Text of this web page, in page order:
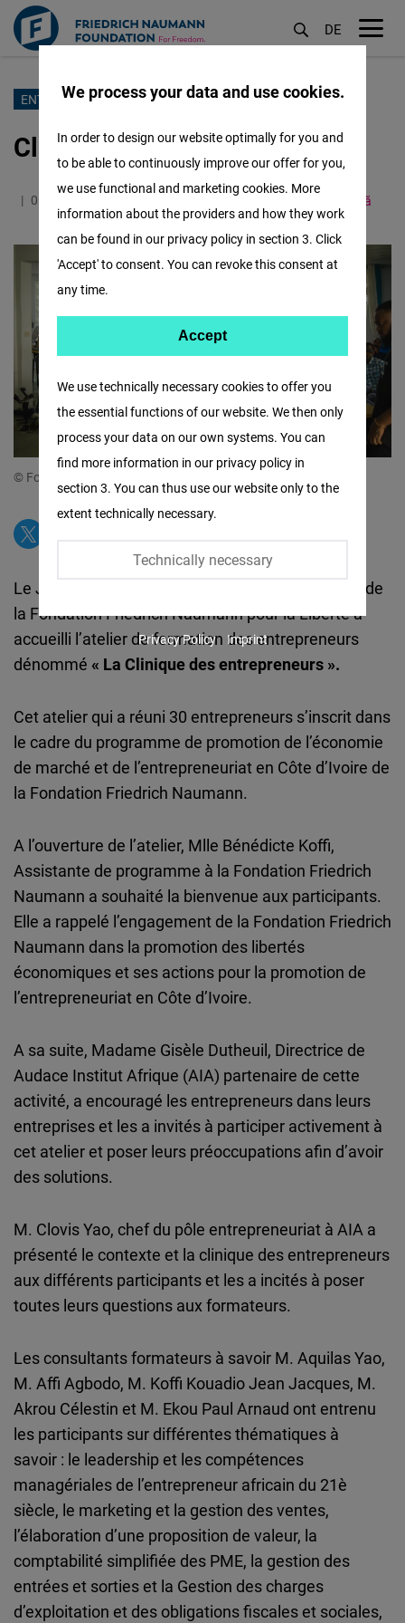
Sari
conținutul
DE
ENTREPRENEURIAT
Clinique de l’Entrepreneur
01.03.2023 Côte d´Ivoire Franceză
© Fondation Friedrich Naumann
Le Jeudi 02 Février 2023, la salle de conférences de
la Fondation Friedrich Naumann pour la Liberté a
accueilli l’atelier de formation des entrepreneurs
dénommé « La Clinique des entrepreneurs ».
Cet atelier qui a réuni 30 entrepreneurs s’inscrit dans
le cadre du programme de promotion de l’économie
de marché et de l’entrepreneuriat en Côte d’Ivoire de
la Fondation Friedrich Naumann.
A l’ouverture de l’atelier, Mlle Bénédicte Koffi,
Assistante de programme à la Fondation Friedrich
Naumann a souhaité la bienvenue aux participants.
Elle a rappelé l’engagement de la Fondation Friedrich
Naumann dans la promotion des libertés
économiques et ses actions pour la promotion de
l’entrepreneuriat en Côte d’Ivoire.
A sa suite, Madame Gisèle Dutheuil, Directrice de
Audace Institut Afrique (AIA) partenaire de cette
activité, a encouragé les entrepreneurs dans leurs
entreprises et les a invités à participer activement à
cet atelier et poser leurs préoccupations afin d’avoir
des solutions.
M. Clovis Yao, chef du pôle entrepreneuriat à AIA a
présenté le contexte et la clinique des entrepreneurs
aux différents participants et les a incités à poser
toutes leurs questions aux formateurs.
Les consultants formateurs à savoir M. Aquilas Yao,
M. Affi Agbodo, M. Koffi Kouadio Jean Jacques, M.
Akrou Célestin et M. Ekou Paul Arnaud ont entrenu
les participants sur différentes thématiques à
savoir : le leadership et les compétences
managériales de l’entrepreneur africain du 21è
siècle, le marketing et la gestion des ventes,
l’élaboration d’une proposition de valeur, la
comptabilité simplifiée des PME, la gestion des
entrées et sorties et la Gestion des charges
d’exploitation et des obligations fiscales et sociales,
We process your data and use cookies.
We use technically necessary cookies to offer you
the essential functions of our website. We then only
process your data on our own systems. You can
find more information in our privacy policy in
section 3. You can thus use our website only to the
extent technically necessary.
Technically necessary
In order to design our website optimally for you and
to be able to continuously improve our offer for you,
we use functional and marketing cookies. More
information about the providers and how they work
can be found in our privacy policy in section 3. Click
'Accept' to consent. You can revoke this consent at
any time.
Facebook
Embed
Twitter
Embed
Youtube
Embed
Google
Maps
Embed
Flickr
Embed
Newsletter2go
Embed
Embed
D.Vinci
Embed
Typeform
Accept Accept
Privacy Policy Imprint